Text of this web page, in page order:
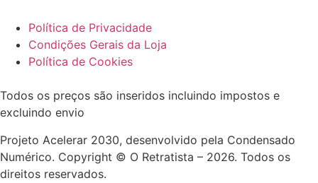
Política de Privacidade
Condições Gerais da Loja
Política de Cookies
Todos os preços são inseridos incluindo impostos e
excluindo envio
Projeto Acelerar 2030, desenvolvido pela Condensado
Numérico. Copyright © O Retratista – 2026. Todos os
direitos reservados.